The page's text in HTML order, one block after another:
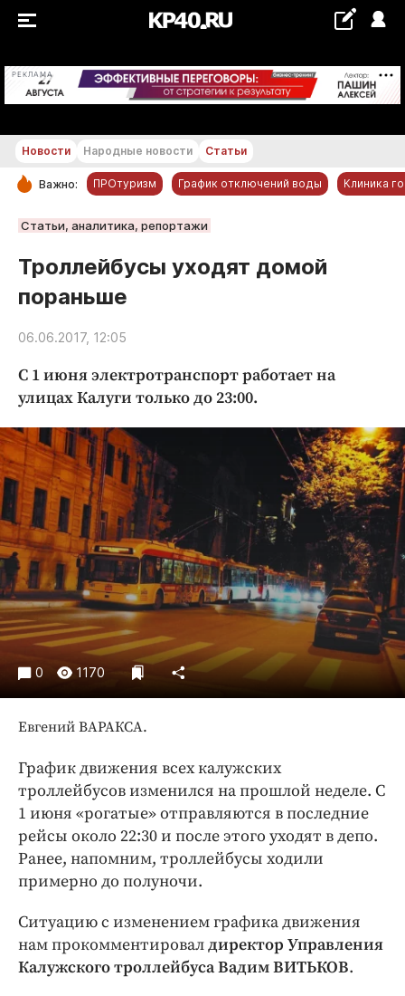
РЕКЛАМА +20...+21 °С
РУБРИКИ
Обнинск
Новости компаний
Статьи
Народные новости
Благоустройство
Культура
Недвижимость и ЖКХ
Образование
Общество
Погода
Праздники
Происшествия
Спорт
Экономика и бизнес
ПРОЕКТЫ
Блоги
Издания
Медиаперсона
Интересное чтиво
Клиника года
Бренд года
Новости Народные новости Статьи
Важно: ПРОтуризм График отключений воды Клиника
Статьи, аналитика, репортажи
Троллейбусы уходят домой
пораньше
06.06.2017, 12:05
С 1 июня электротранспорт работает на
улицах Калуги только до 23:00.
0 1170
Евгений ВАРАКСА.
График движения всех калужских
троллейбусов изменился на прошлой неделе. С
1 июня «рогатые» отправляются в последние
рейсы около 22:30 и после этого уходят в депо.
Ранее, напомним, троллейбусы ходили
примерно до полуночи.
Ситуацию с изменением графика движения
нам прокомментировалдиректор Управления
Калужского троллейбуса Вадим ВИТЬКОВ.